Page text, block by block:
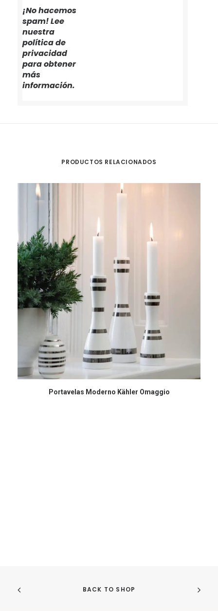
¡No hacemos
spam! Lee
nuestra
política de
privacidad
para obtener
más
información.
PRODUCTOS RELACIONADOS
COMPRAR EN AMAZON
Portavelas Moderno Kähler Omaggio
BACK TO SHOP